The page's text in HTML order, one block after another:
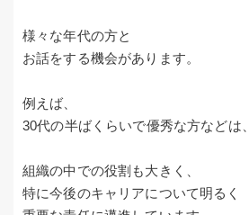
様々な年代の方と
お話をする機会があります。
例えば、
30代の半ばくらいで優秀な方などは、
組織の中での役割も大きく、
特に今後のキャリアについて明るく